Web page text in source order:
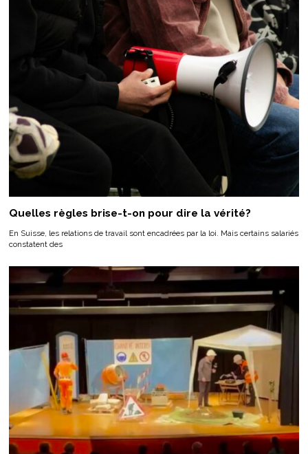
Quelles règles brise-t-on pour dire la vérité?
En Suisse, les relations de travail sont encadrées par la loi. Mais certains salariés
constatent des